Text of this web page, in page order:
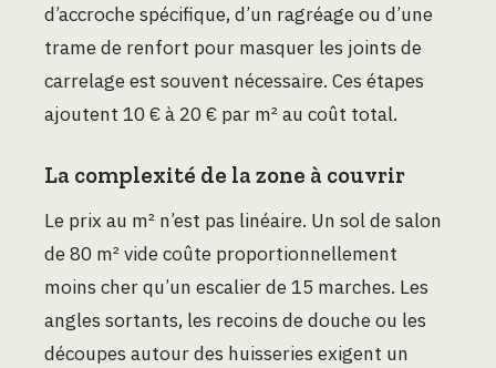
d’accroche spécifique, d’un ragréage ou d’une
trame de renfort pour masquer les joints de
carrelage est souvent nécessaire. Ces étapes
ajoutent 10 € à 20 € par m² au coût total.
La complexité de la zone à couvrir
Le prix au m² n’est pas linéaire. Un sol de salon
de 80 m² vide coûte proportionnellement
moins cher qu’un escalier de 15 marches. Les
angles sortants, les recoins de douche ou les
découpes autour des huisseries exigent un